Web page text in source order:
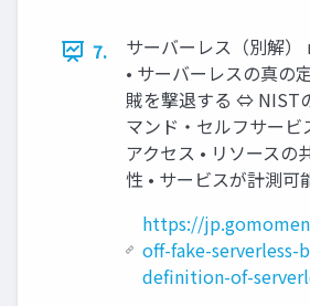
7.
サーバーレス（別解
• サーバーレスの真の
賊を撃退する ⇔ NIST
マンド・セルフサービ
アクセス • リソースの
性 • サービスが計測可
https://
off-fake-serverless-
definition-of-